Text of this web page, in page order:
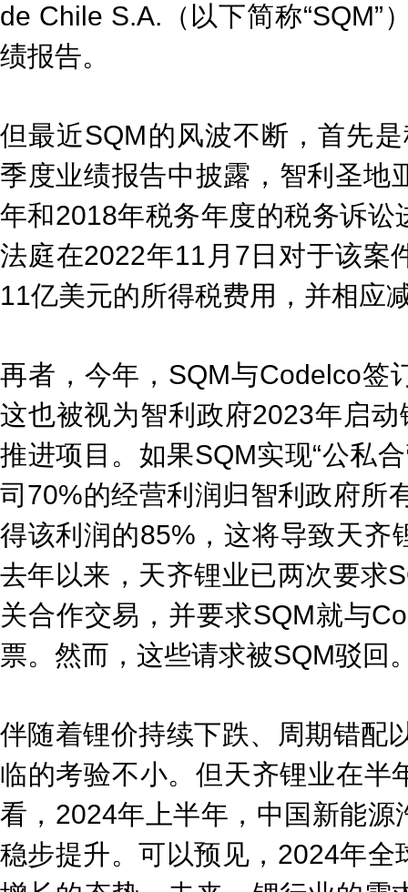
de Chile S.A.（以下简称“SQM”
绩报告。
但最近SQM的风波不断，首先
季度业绩报告中披露，智利圣地
年和2018年税务年度的税务诉
法庭在2022年11月7日对于该案
11亿美元的所得税费用，并相应
再者，今年，SQM与Codelco签
这也被视为智利政府2023年启
推进项目。如果SQM实现“公私
司70%的经营利润归智利政府所
得该利润的85%，这将导致天齐
去年以来，天齐锂业已两次要求
关合作交易，并要求SQM就与
票。然而，这些请求被SQM驳回
伴随着锂价持续下跌、周期错配
临的考验不小。但天齐锂业在半
看，2024年上半年，中国新能
稳步提升。可以预见，2024年